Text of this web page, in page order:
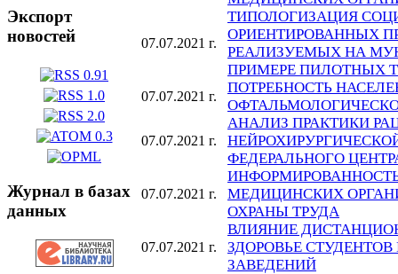
Экспорт
новостей
Журнал в базах
данных
07.07.2021 г.
ТИПОЛОГИЗАЦИЯ
ОРИЕНТИРОВАННЫХ
РЕАЛИЗУЕМЫХ НА
ПРИМЕРЕ ПИЛОТНЫХ
07.07.2021 г.
ПОТРЕБНОСТЬ
07.07.2021 г.
АНАЛИЗ ПРАКТИКИ
ФЕДЕРАЛЬНОГО
07.07.2021 г.
МЕДИЦИНСКИХ
ОХРАНЫ ТРУДА
07.07.2021 г.
ВЛИЯНИЕ
ЗДОРОВЬЕ
ЗАВЕДЕНИЙ